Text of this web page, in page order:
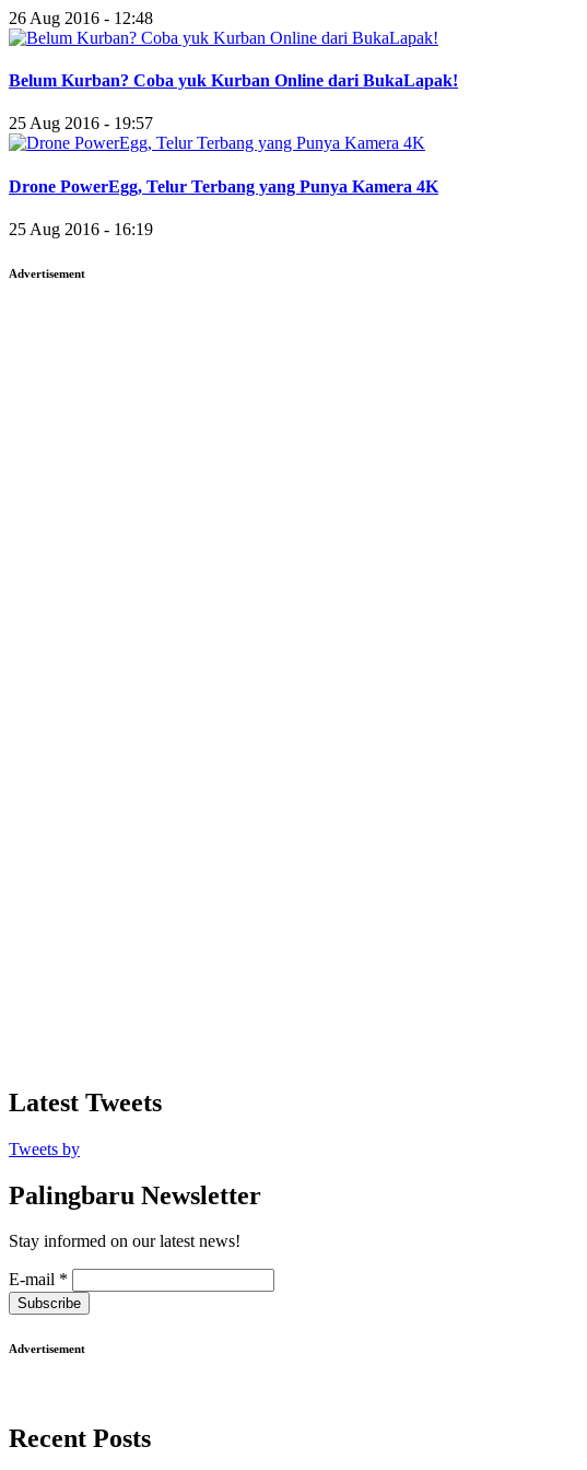
26 Aug 2016 - 12:48
Belum Kurban? Coba yuk Kurban Online dari BukaLapak!
25 Aug 2016 - 19:57
Drone PowerEgg, Telur Terbang yang Punya Kamera 4K
25 Aug 2016 - 16:19
Advertisement
Latest Tweets
Tweets by
Palingbaru Newsletter
Stay informed on our latest news!
E-mail *
Subscribe
Advertisement
Recent Posts